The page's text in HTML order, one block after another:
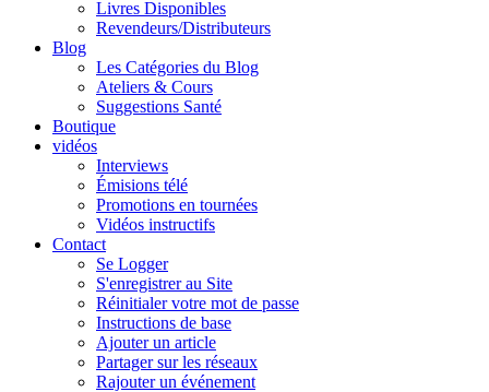
Livres Disponibles
Revendeurs/Distributeurs
Blog
Les Catégories du Blog
Ateliers & Cours
Suggestions Santé
Boutique
vidéos
Interviews
Émisions télé
Promotions en tournées
Vidéos instructifs
Contact
Se Logger
S'enregistrer au Site
Réinitialer votre mot de passe
Instructions de base
Ajouter un article
Partager sur les réseaux
Rajouter un événement